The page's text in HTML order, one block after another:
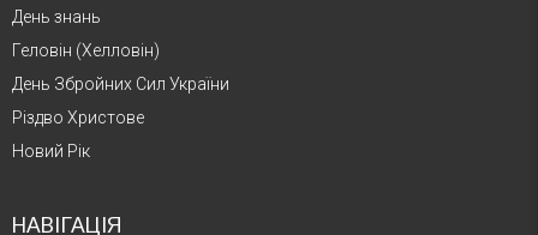
День знань
Геловін (Хелловін)
День Збройних Сил України
Різдво Христове
Новий Рік
НАВІГАЦІЯ